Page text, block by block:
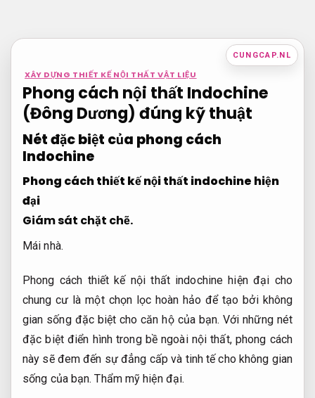
nội
CUNGCAP.NL
XÂY DỰNG THIẾT KẾ NỘI THẤT VẬT LIỆU
Phong cách nội thất Indochine
(Đông Dương) đúng kỹ thuật
Nét đặc biệt của phong cách
Indochine
Phong cách thiết kế nội thất indochine hiện
đại
Giám sát chặt chẽ.
Mái nhà.
Phong cách thiết kế nội thất indochine hiện đại cho
chung cư là một chọn lọc hoàn hảo để tạo bởi không
gian sống đặc biệt cho căn hộ của bạn. Với những nét
đặc biệt điển hình trong bề ngoài nội thất, phong cách
này sẽ đem đến sự đẳng cấp và tinh tế cho không gian
sống của bạn.Thẩm mỹ hiện đại.